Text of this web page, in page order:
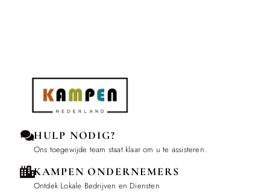
HULP NODIG?
Ons toegewijde team staat klaar om u te assisteren.
KAMPEN ONDERNEMERS
Ontdek Lokale Bedrijven en Diensten